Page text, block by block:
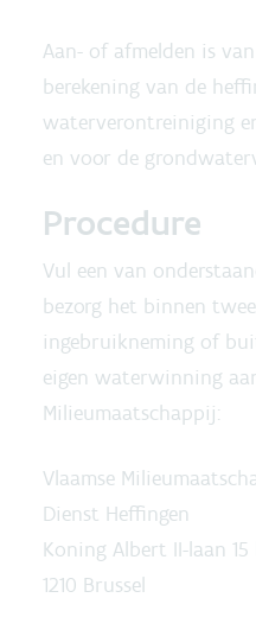
Aan- of afmelden is
berekening van de
waterverontreiniging
en voor de
Procedure
Vul een van
bezorg het binnen
ingebruikneming of
eigen waterwinning
Milieumaatschappij:
Vlaamse
Dienst Heffingen
Koning Albert II-laan 15
1210 Brussel